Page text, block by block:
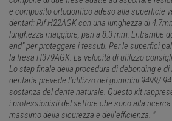
e composito ortodontico adeso alla superficie
dentari: Rif H22AGK con una lunghezza di
lunghezza maggiore, pari a 8.3 mm. Entrambe
end” per proteggere i tessuti. Per le superfici
la fresa H379AGK. La velocità di utilizzo
Lo step finale della procedura di debonding e
dentaria prevede l’utilizzo dei gommini 9499/
sostanza del dente naturale. Questo kit
i professionisti del settore che sono alla
massimo della sicurezza e dell’efficienza. "